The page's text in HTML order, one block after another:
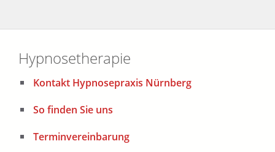
Hypnosetherapie
Kontakt Hypnosepraxis Nürnberg
So finden Sie uns
Terminvereinbarung